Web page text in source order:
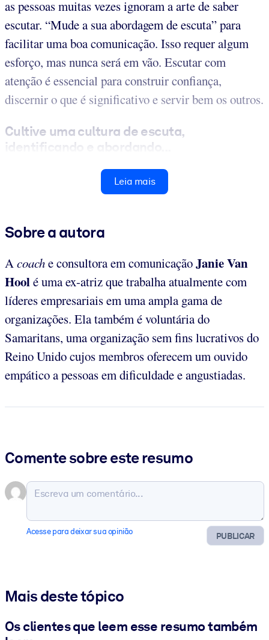
as pessoas muitas vezes ignoram a arte de saber
escutar. “Mude a sua abordagem de escuta” para
facilitar uma boa comunicação. Isso requer algum
esforço, mas nunca será em vão. Escutar com
atenção é essencial para construir confiança,
discernir o que é significativo e servir bem os outros.
Cultive uma cultura de escuta,
identificando e abordando...
Leia mais
Sobre a autora
Acoache consultora em comunicaçãoJanie Van
Hoolé uma ex-atriz que trabalha atualmente com
líderes empresariais em uma ampla gama de
organizações. Ela também é voluntária do
Samaritans, uma organização sem fins lucrativos do
Reino Unido cujos membros oferecem um ouvido
empático a pessoas em dificuldade e angustiadas.
Comente sobre este resumo
PUBLICAR
Acesse para deixar sua opinião
Mais deste tópico
Os clientes que leem esse resumo também